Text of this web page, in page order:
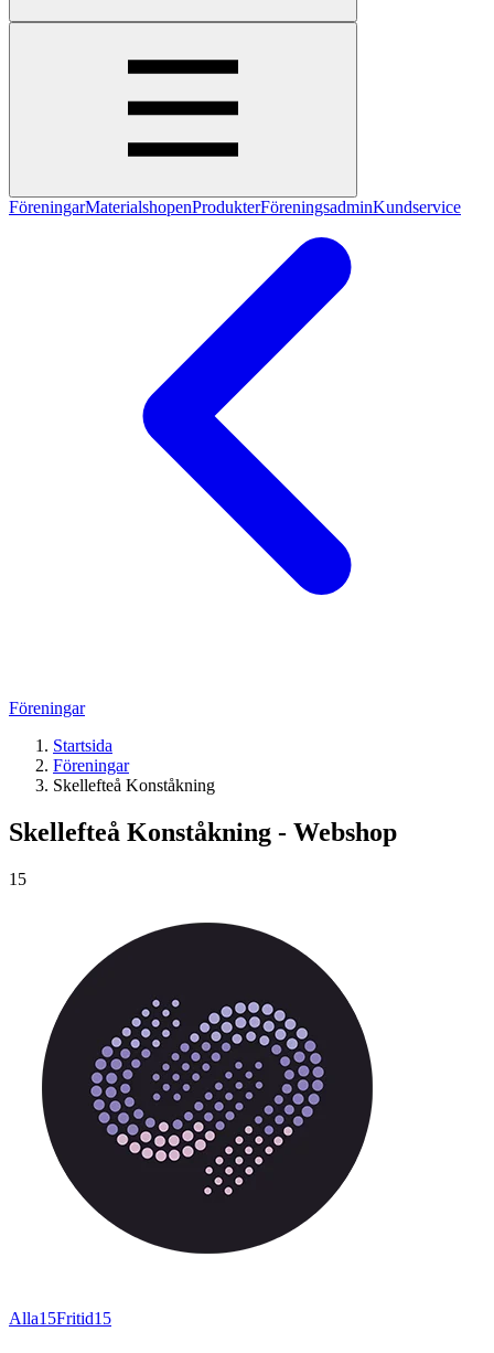
FöreningarMaterialshopenProdukterFöreningsadminKundservice
Föreningar
Startsida
Föreningar
Skellefteå Konståkning
Skellefteå Konståkning - Webshop
15
Alla15Fritid15